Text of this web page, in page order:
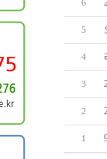
6
5
4
3
2
1